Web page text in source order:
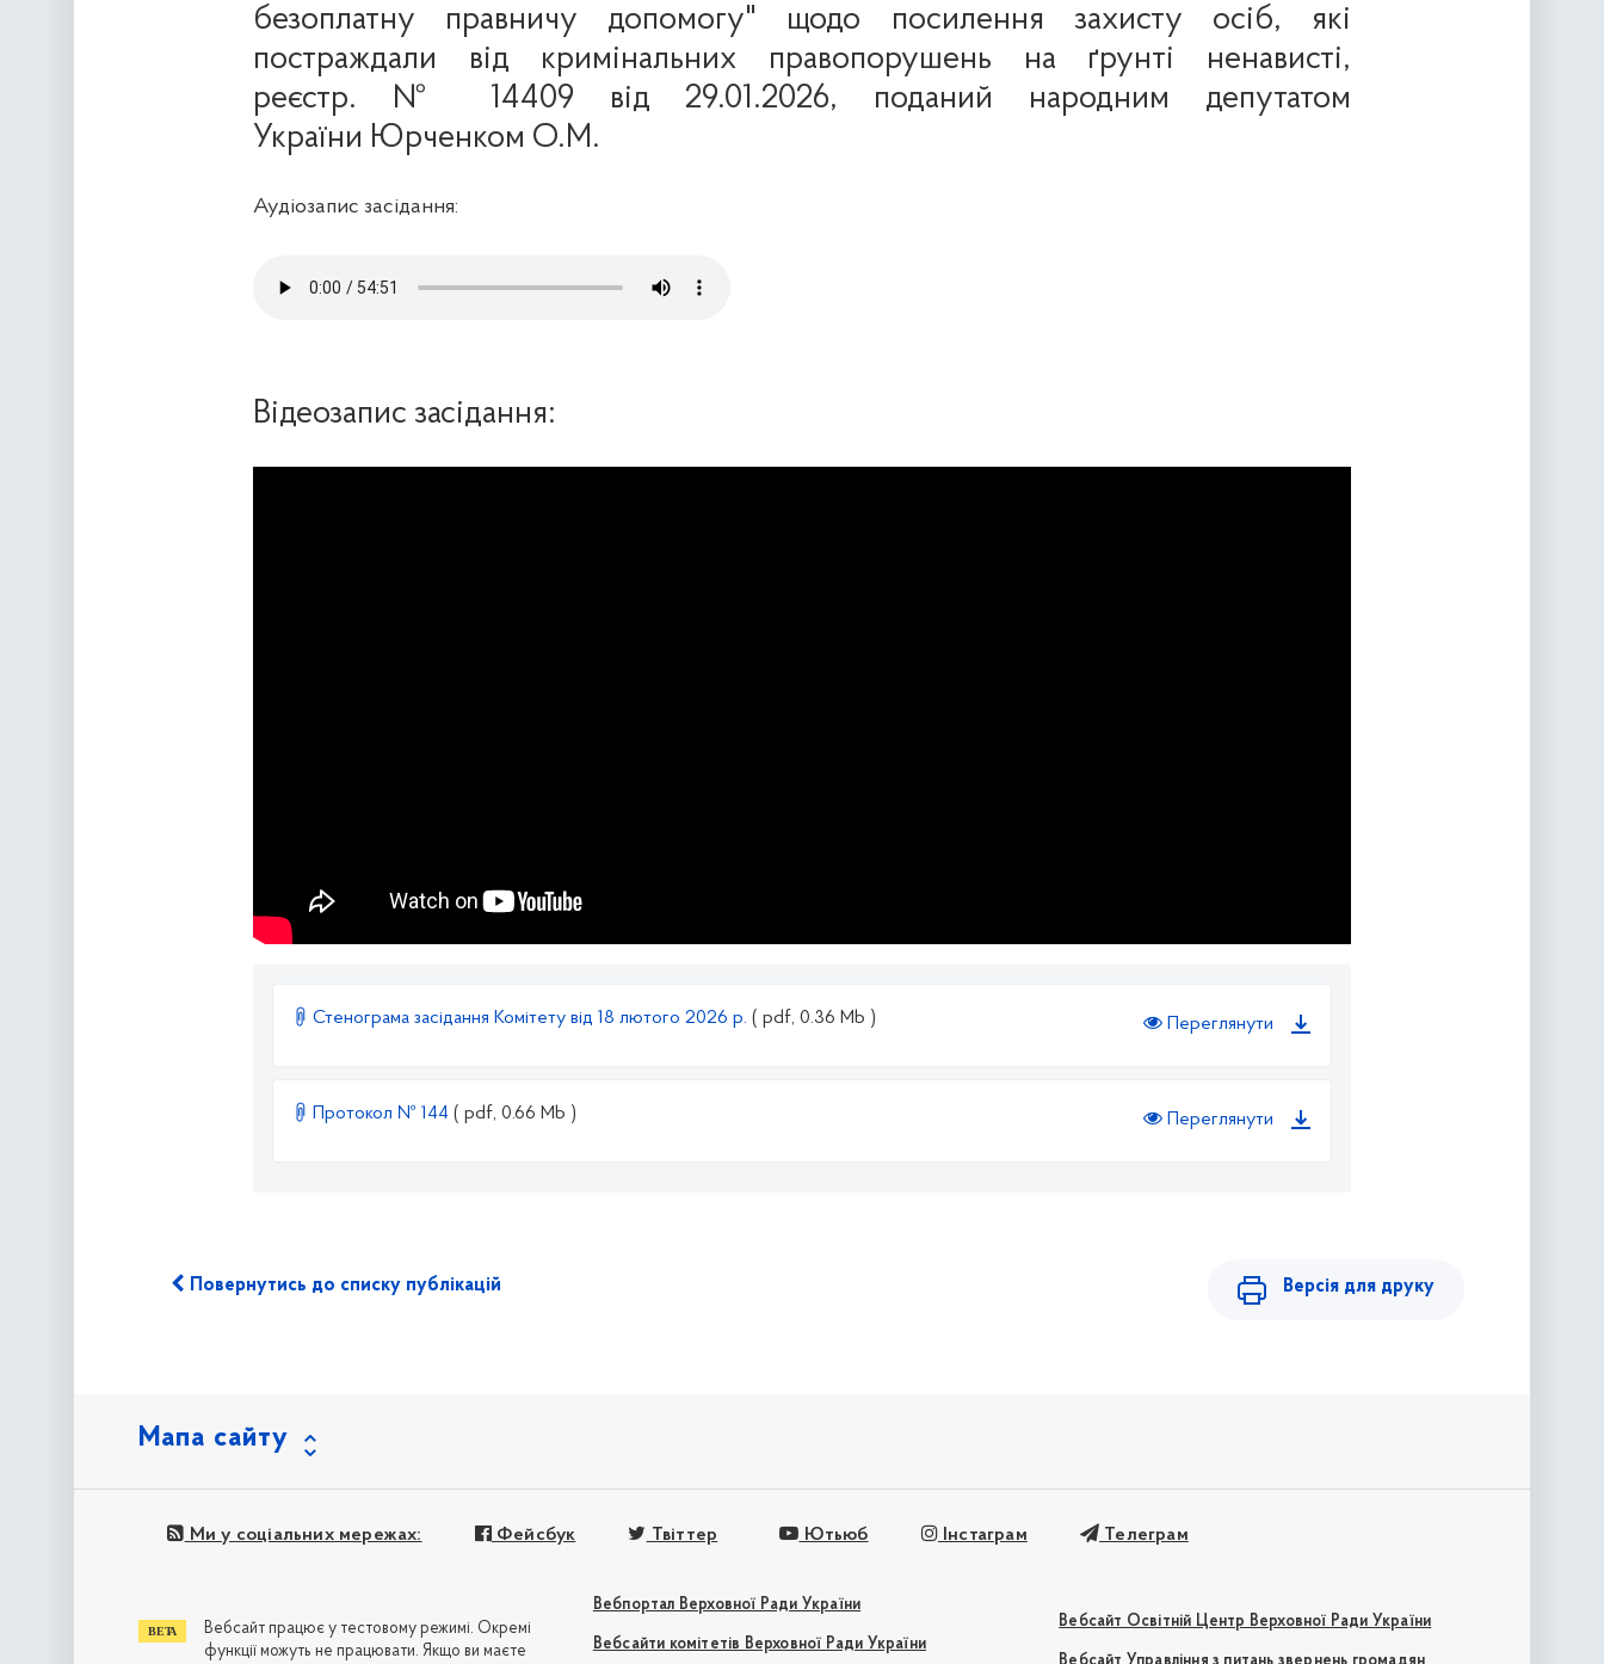
безоплатну правничу допомогу" щодо посилення захисту осіб, які
постраждали від кримінальних правопорушень на ґрунті ненависті,
реєстр. № 14409 від 29.01.2026, поданий народним депутатом
України Юрченком О.М.
Аудіозапис засідання:
Відеозапис засідання:
Стенограма засідання Комітету від 18 лютого 2026 р. ( pdf, 0.36 Mb ) Переглянути
Протокол № 144 ( pdf, 0.66 Mb ) Переглянути
Повернутись до списку публікацій Версія для друку
Мапа сайту
Ми у соціальних мережах: Фейсбук Твіттер Ютьюб Інстаграм Телеграм
Вебпортал Верховної Ради України
Вебсайти комітетів Верховної Ради України
Вебсайт Освітній Центр Верховної Ради України
Вебсайт працює у тестовому режимі. Окремі
функції можуть не працювати. Якщо ви маєте